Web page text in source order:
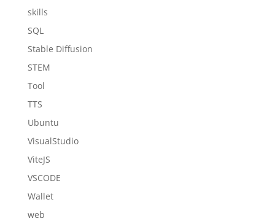
skills
SQL
Stable Diffusion
STEM
Tool
TTS
Ubuntu
VisualStudio
ViteJS
VSCODE
Wallet
web